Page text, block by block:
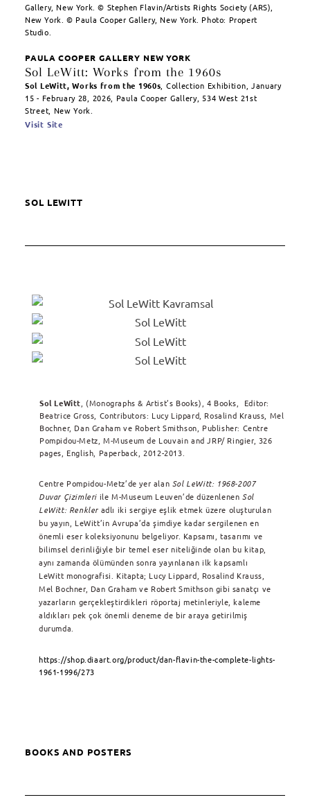
Gallery, New York. © Stephen Flavin/Artists Rights Society (ARS),
New York. © Paula Cooper Gallery, New York. Photo: Propert
Studio.
PAULA COOPER GALLERY NEW YORK
Sol LeWitt: Works from the 1960s
Sol LeWitt, Works from the 1960s , Collection Exhibition, January
15 - February 28, 2026, Paula Cooper Gallery, 534 West 21st
Street, New York.
Visit Site
SOL LEWITT
Sol LeWitt (Monographs & Artist’s Books), 4 Books, Editor:
Beatrice Gross, Contributors: Lucy Lippard, Rosalind Krauss, Mel
Bochner, Dan Graham ve Robert Smithson, Publisher: Centre
Pompidou-Metz, M-Museum de Louvain and JRP/ Ringier, 326
pages, English, Paperback, 2012-2013.
Centre Pompidou-Metz’de yer alan Sol LeWitt: 1968-2007
Duvar Çizimleri ile M-Museum Leuven’de düzenlenen Sol
LeWitt: Renkler adlı iki sergiye eşlik etmek üzere oluşturulan
bu yayın, LeWitt’in Avrupa’da şimdiye kadar sergilenen en
önemli eser koleksiyonunu belgeliyor. Kapsamı, tasarımı ve
bilimsel derinliğiyle bir temel eser niteliğinde olan bu kitap,
aynı zamanda ölümünden sonra yayınlanan ilk kapsamlı
LeWitt monografisi. Kitapta; Lucy Lippard, Rosalind Krauss,
Mel Bochner, Dan Graham ve Robert Smithson gibi sanatçı ve
yazarların gerçekleştirdikleri röportaj metinleriyle, kaleme
aldıkları pek çok önemli deneme de bir araya getirilmiş
durumda.
https://shop.diaart.org/product/dan-flavin-the-complete-lights-
1961-1996/273
BOOKS AND POSTERS